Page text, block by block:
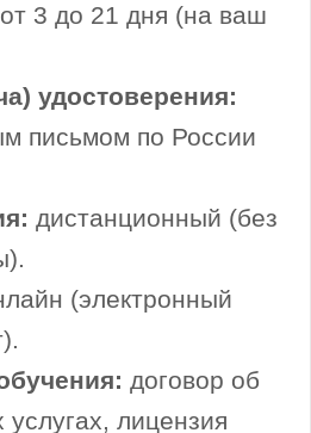
от 3 до 21 дня (на ваш
удостоверения:
письмом по России
дистанционный (без
(электронный
договор об
лицензия